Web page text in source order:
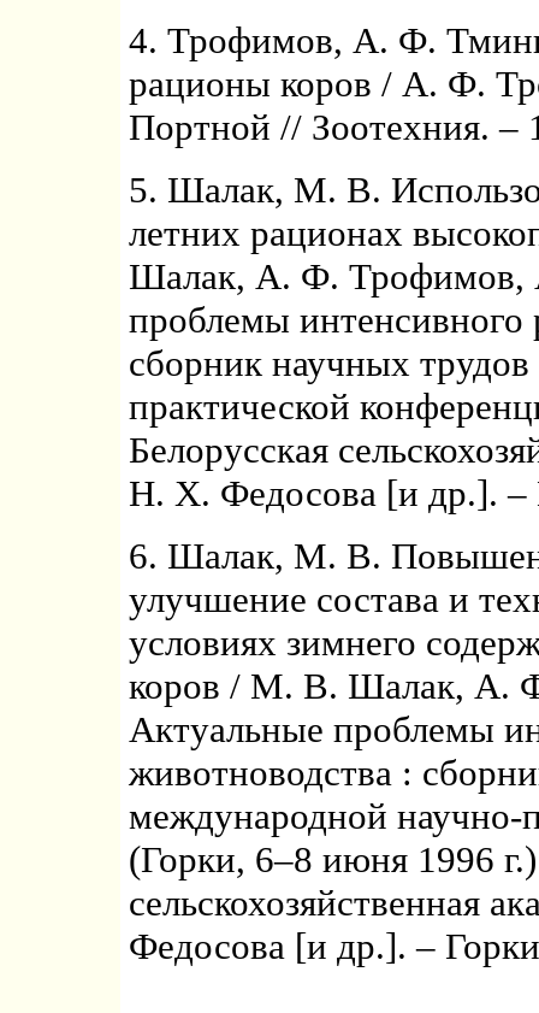
4. Трофимов, А. Ф.
рационы коров / А. Ф.
Портной // Зоотехния.
5. Шалак, М. В.
летних рационах
Шалак, А. Ф. Трофимов,
проблемы интенсивного
сборник научных
практической
Белорусская
Н. Х. Федосова [и др.]. –
6. Шалак, М. В.
улучшение состава и
условиях зимнего
коров / М. В. Шалак, А.
Актуальные проблемы
животноводства :
международной научно-
(Горки, 6–8 июня 1996
сельскохозяйственная
Федосова [и др.]. –